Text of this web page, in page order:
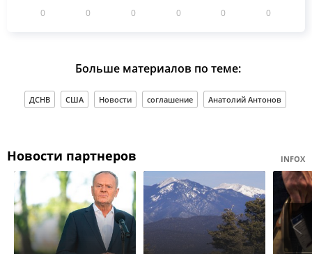
0 0 0 0 0 0
Больше материалов по теме:
ДСНВ США Новости соглашение Анатолий Антонов
Новости партнеров INFOX